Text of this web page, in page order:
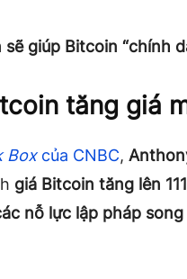
giúp Bitcoin “chính
tăng giá
Boxcủa CNBC,
giá Bitcoin tăng lên
nỗ lực lập pháp